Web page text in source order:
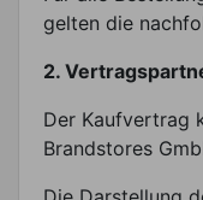
gelten die
2.
Der Kaufvertrag
Brandstores